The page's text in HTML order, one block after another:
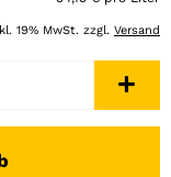
19% MwSt. zzgl. Versand